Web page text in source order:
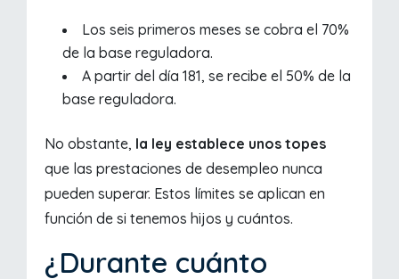
Los seis primeros meses se cobra el 70%
de la base reguladora.
A partir del día 181, se recibe el 50% de la
base reguladora.
No obstante, la ley establece unos topes
que las prestaciones de desempleo nunca
pueden superar. Estos límites se aplican en
función de si tenemos hijos y cuántos.
¿Durante cuánto